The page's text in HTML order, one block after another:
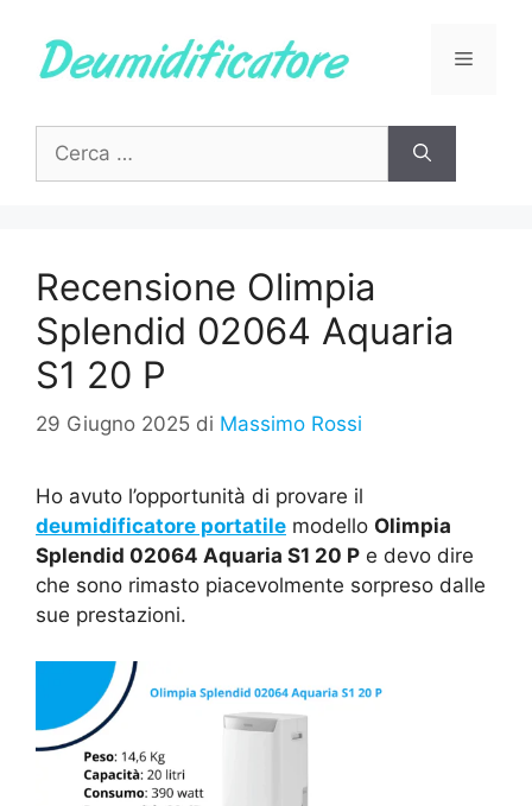
contenuto
Menu
per:
Recensione Olimpia
Splendid 02064 Aquaria
S1 20 P
29 Giugno 2025 di Massimo Rossi
Ho avuto l’opportunità di provare il
deumidificatore portatile modello Olimpia
Splendid 02064 Aquaria S1 20 P e devo dire
che sono rimasto piacevolmente sorpreso dalle
sue prestazioni.